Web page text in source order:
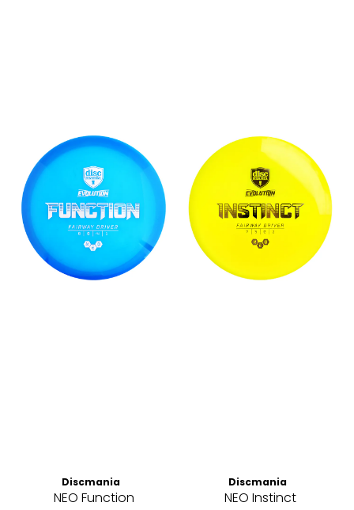
Discmania
NEO Function
Discmania
NEO Instinct